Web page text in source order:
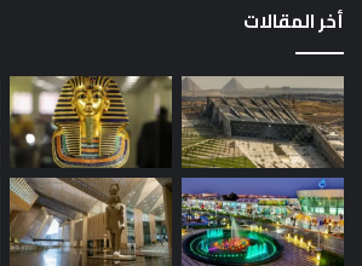
أخر المقالات